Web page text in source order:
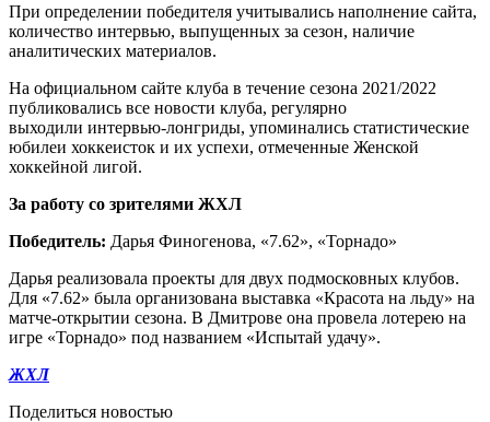
При определении победителя учитывались наполнение сайта,
количество интервью, выпущенных за сезон, наличие
аналитических материалов.
На официальном сайте клуба в течение сезона 2021/2022
публиковались все новости клуба, регулярно
выходили интервью-лонгриды, упоминались статистические
юбилеи хоккеисток и их успехи, отмеченные Женской
хоккейной лигой.
За работу со зрителями ЖХЛ
Победитель: Дарья Финогенова, «7.62», «Торнадо»
Дарья реализовала проекты для двух подмосковных клубов.
Для «7.62» была организована выставка «Красота на льду» на
матче-открытии сезона. В Дмитрове она провела лотерею на
игре «Торнадо» под названием «Испытай удачу».
ЖХЛ
Поделиться новостью